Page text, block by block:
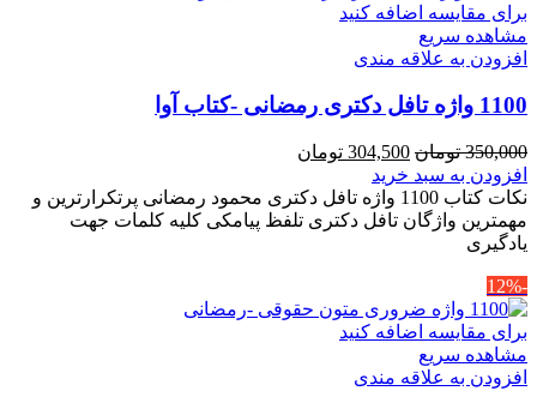
برای مقایسه اضافه کنید
مشاهده سریع
افزودن به علاقه مندی
1100 واژه تافل دکتری رمضانی -کتاب آوا
350,000 تومان قیمت
اصلی
350,000 تومان
بود.
304,500 تومان
304,500 تومان
است.
افزودن به سبد خرید
نکات کتاب 1100 واژه تافل دکتری محمود رمضانی پرتکرارترین و
مهمترین واژگان تافل دکتری تلفظ پیامکی کلیه کلمات جهت
یادگیری
-12%
برای مقایسه اضافه کنید
مشاهده سریع
افزودن به علاقه مندی